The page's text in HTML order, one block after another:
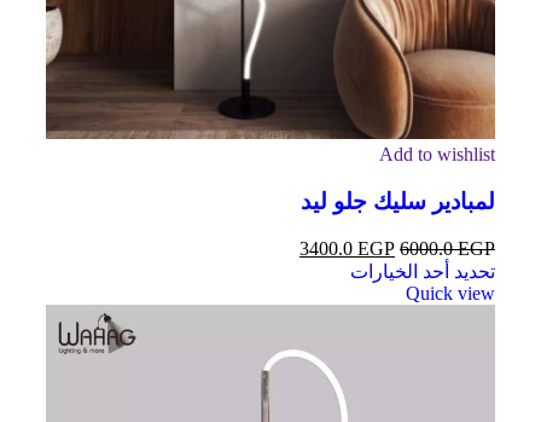
Add to wishlist
لمبادير سليك جلو ليد
6000.0EGP
3400.0 EGP
تحديد أحد الخيارات
Quick view